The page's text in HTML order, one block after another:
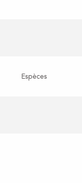
Espèces